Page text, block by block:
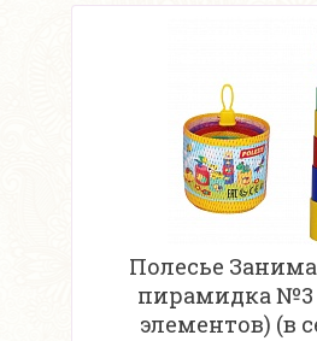
Полесье
пирамидка №3
элементов) (в